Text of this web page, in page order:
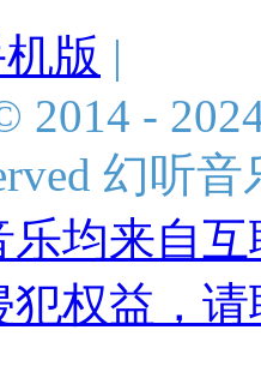
版 |
2014 -
幻听
乐均来自
犯权益，